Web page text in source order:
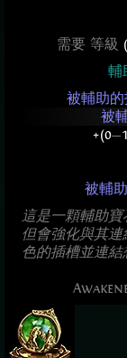
需要 等級
輔
被輔助
被
+(0—
被輔
這是一顆輔助寶
但會強化與其
色的插槽並連